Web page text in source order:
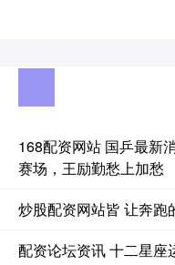
168配资网站 国乒最新
赛场，王励勤愁上加愁
炒股配资网站皆 让奔跑
配资论坛资讯 十二星座